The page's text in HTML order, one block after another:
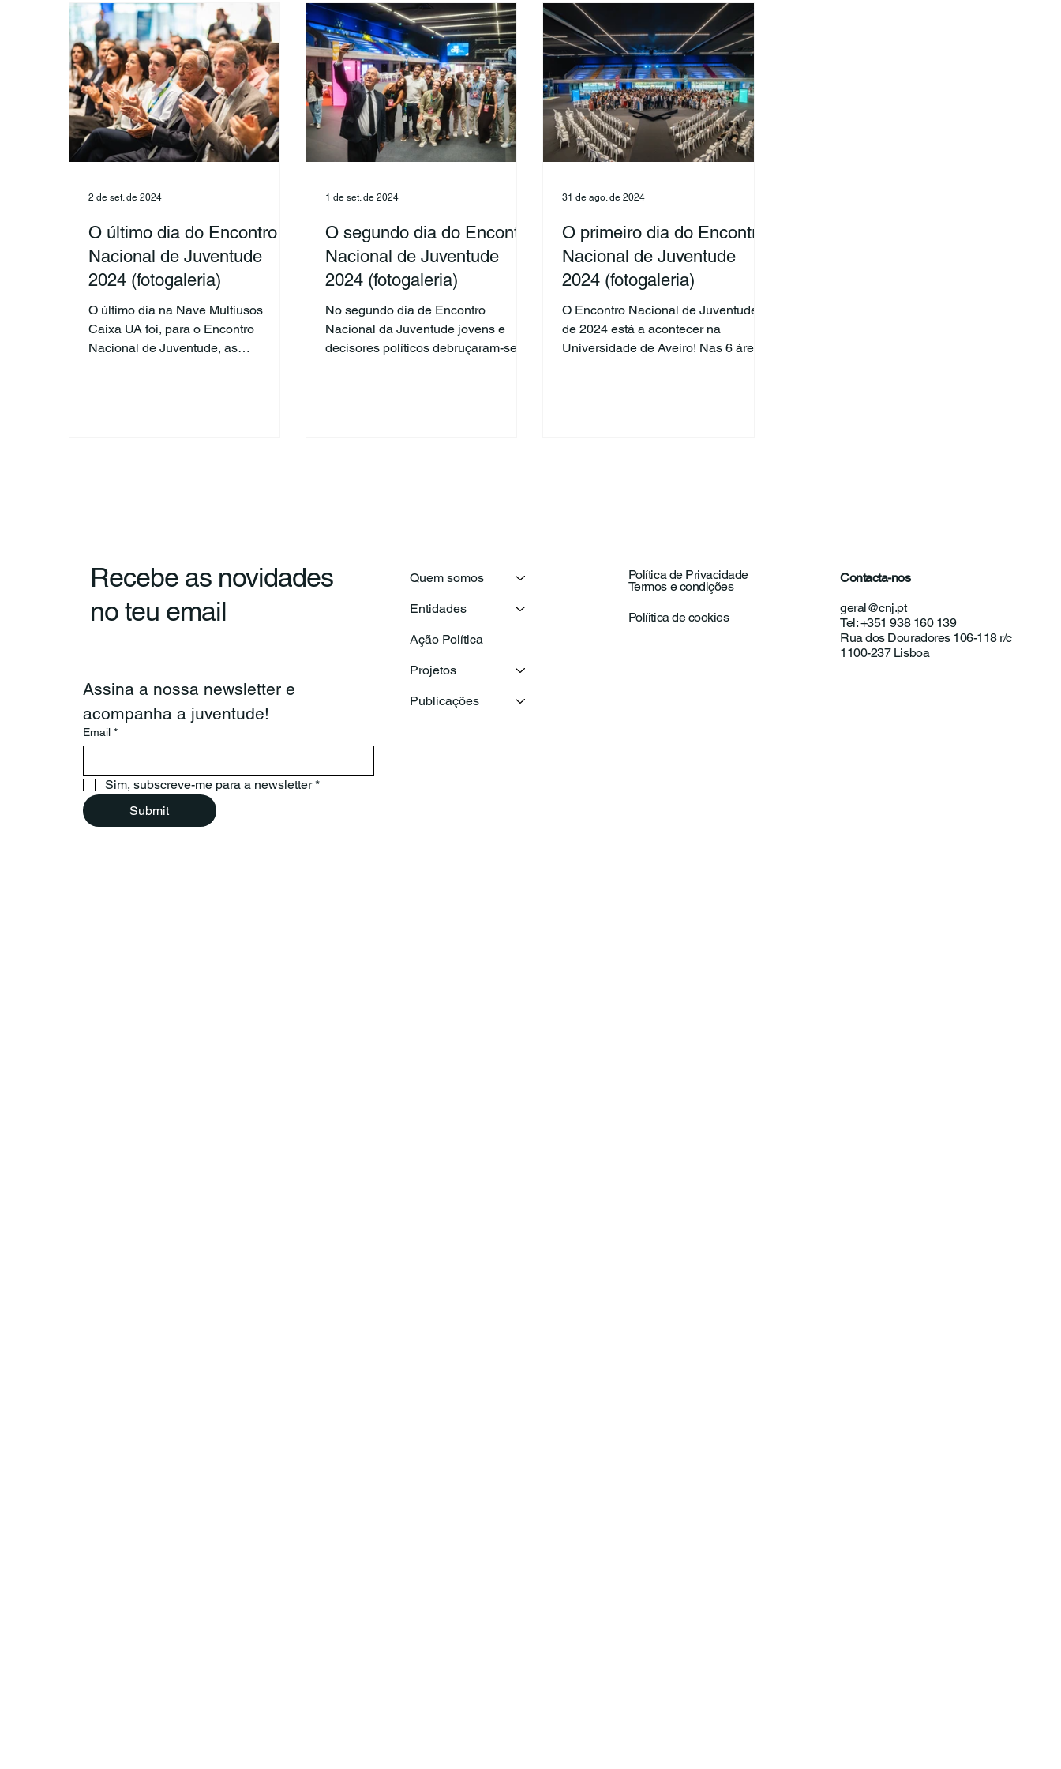
O último dia do Encontro
Nacional de Juventude
2024 (fotogaleria)
O último dia na Nave Multiusos
Caixa UA foi, para o Encontro
Nacional de Juventude, as
2 de set. de 2024
O segundo dia do Encontro
Nacional de Juventude
2024 (fotogaleria)
No segundo dia de Encontro
Nacional da Juventude jovens e
decisores políticos debruçaram-se no
1 de set. de 2024
O primeiro dia do Encontro
Nacional de Juventude
2024 (fotogaleria)
O Encontro Nacional de Juventude
de 2024 está a acontecer na
Universidade de Aveiro! Nas 6 áreas
31 de ago. de 2024
Recebe as novidades
no teu email
Assina a nossa newsletter e
acompanha a juventude!
Email *
Sim, subscreve-me para a newsletter *
Submit
Quem somos
Entidades
Ação Política
Projetos
Publicações
Política de Privacidade
Termos e condições
Políitica de cookies
Contacta-nos
geral@cnj.pt
Tel: +351 938 160 139
Rua dos Douradores 106-118 r/c
1100-237 Lisboa